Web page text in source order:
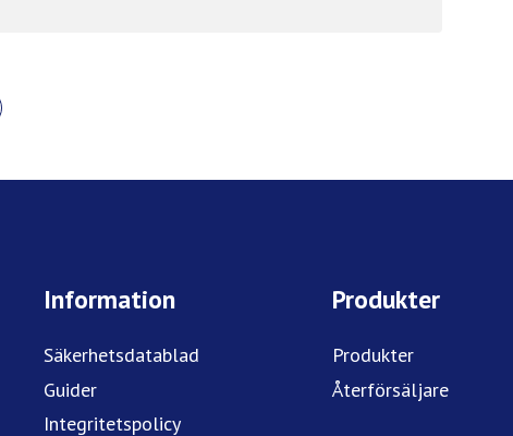
PÅ
Information
Säkerhetsdatablad
Guider
Integritetspolicy
Produkter
Produkter
Återförsäljare